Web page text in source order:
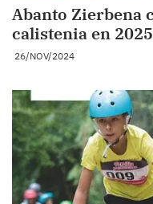
Abanto Zierbena
calistenia en 2025
26/NOV/2024